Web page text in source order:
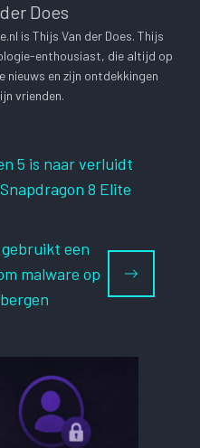
Does
is Thijs Van der Does. Thijs
enthousiast, die altijd op
en zijn ontdekkingen
vrienden.
5 is naar verluidt
8 Elite
een
malware op